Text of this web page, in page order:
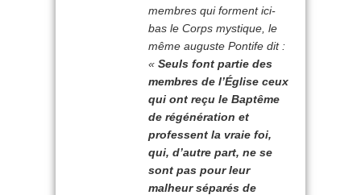
membres qui forment ici-
bas le Corps mystique, le
même auguste Pontife dit :
« Seuls font partie des
membres de l’Église ceux
qui ont reçu le Baptême
de régénération et
professent la vraie foi,
qui, d’autre part, ne se
sont pas pour leur
malheur séparés de